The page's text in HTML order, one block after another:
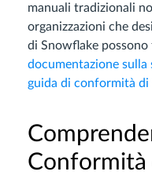
manuali tradizionali
organizzazioni che
di Snowflake
documentazione sulla
guida di conformità di
Conformità